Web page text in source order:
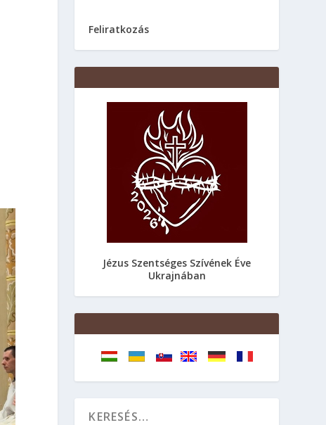
Feliratkozás
Jézus Szentséges Szívének Éve
Ukrajnában